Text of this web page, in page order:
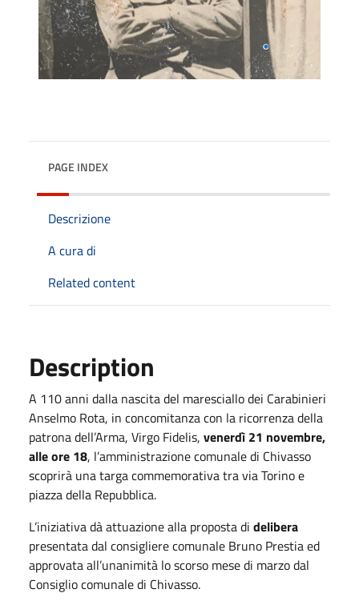
PAGE INDEX
Descrizione
A cura di
Related content
Description
A 110 anni dalla nascita del maresciallo dei Carabinieri
Anselmo Rota, in concomitanza con la ricorrenza della
patrona dell’Arma, Virgo Fidelis, venerdì 21 novembre,
alle ore 18, l’amministrazione comunale di Chivasso
scoprirà una targa commemorativa tra via Torino e
piazza della Repubblica.
L’iniziativa dà attuazione alla proposta di delibera
presentata dal consigliere comunale Bruno Prestia ed
approvata all’unanimità lo scorso mese di marzo dal
Consiglio comunale di Chivasso.